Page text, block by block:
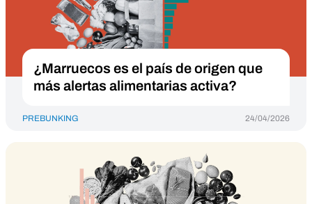
¿Marruecos es el país de origen que
más alertas alimentarias activa?
PREBUNKING 24/04/2026